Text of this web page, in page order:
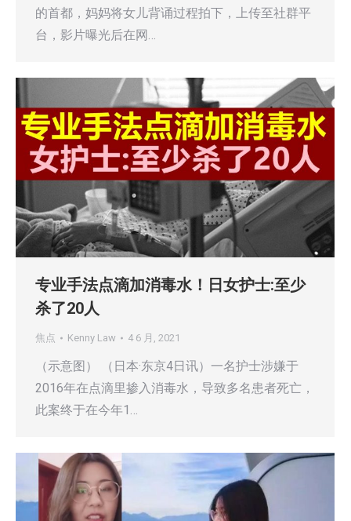
的首都，妈妈将女儿背诵过程拍下，上传至社群平
台，影片曝光后在网…
专业手法点滴加消毒水！日女护士:至少
杀了20人
焦点 Kenny Law 4 6 月, 2021
（示意图） （日本·东京4日讯）一名护士涉嫌于
2016年在点滴里掺入消毒水，导致多名患者死亡，
此案终于在今年1…